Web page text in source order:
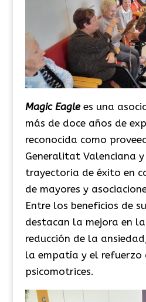
Magic Eaglees una
más de doce años de
reconocida como
Generalitat Valenciana
trayectoria de éxito en
de mayores y
Entre los beneficios de
destacan la mejora en
reducción de la
la empatía y el refuerzo
psicomotrices.